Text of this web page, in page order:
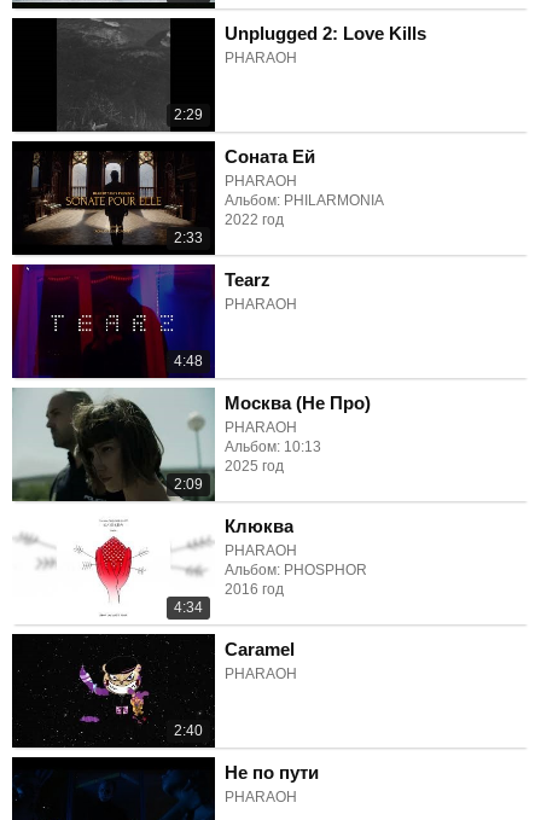
2:29
Unplugged 2: Love Kills
PHARAOH
2:33
Соната Ей
PHARAOH
Альбом: PHILARMONIA
2022 год
4:48
Tearz
PHARAOH
2:09
Москва (Не Про)
PHARAOH
Альбом: 10:13
2025 год
4:34
Клюква
PHARAOH
Альбом: PHOSPHOR
2016 год
2:40
Caramel
PHARAOH
Не по пути
PHARAOH